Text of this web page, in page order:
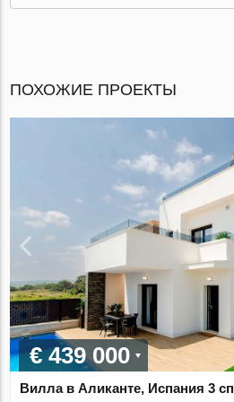
ПОХОЖИЕ ПРОЕКТЫ
€ 439 000
Вилла в Аликанте, Испания 3